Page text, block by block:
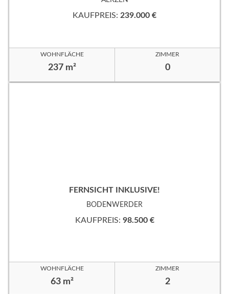
KAUFPREIS: 239.000 €
WOHNFLÄCHE
237 m²
ZIMMER
0
FERNSICHT INKLUSIVE!
BODENWERDER
KAUFPREIS: 98.500 €
WOHNFLÄCHE
63 m²
ZIMMER
2